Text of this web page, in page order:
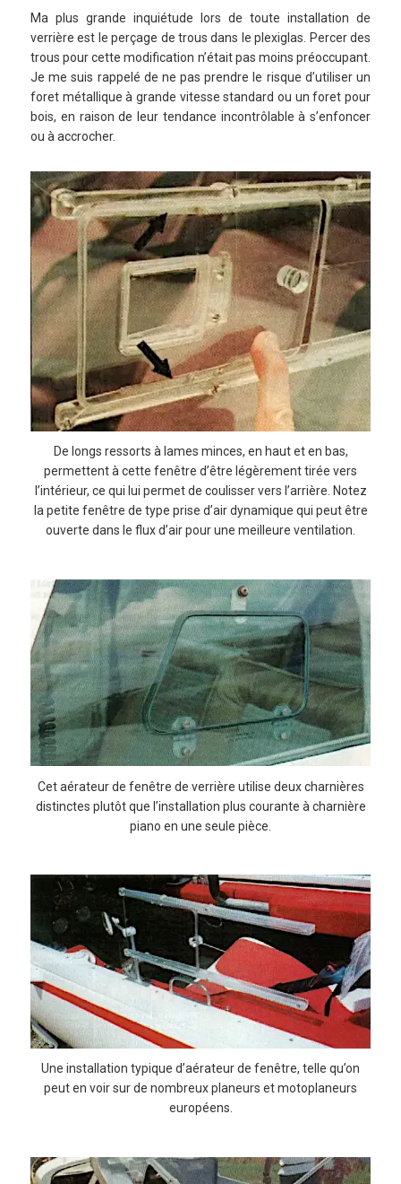
Ma plus grande inquiétude lors de toute installation de
verrière est le perçage de trous dans le plexiglas. Percer des
trous pour cette modification n’était pas moins préoccupant.
Je me suis rappelé de ne pas prendre le risque d’utiliser un
foret métallique à grande vitesse standard ou un foret pour
bois, en raison de leur tendance incontrôlable à s’enfoncer
ou à accrocher.
De longs ressorts à lames minces, en haut et en bas,
permettent à cette fenêtre d’être légèrement tirée vers
l’intérieur, ce qui lui permet de coulisser vers l’arrière. Notez
la petite fenêtre de type prise d’air dynamique qui peut être
ouverte dans le flux d’air pour une meilleure ventilation.
Cet aérateur de fenêtre de verrière utilise deux charnières
distinctes plutôt que l’installation plus courante à charnière
piano en une seule pièce.
Une installation typique d’aérateur de fenêtre, telle qu’on
peut en voir sur de nombreux planeurs et motoplaneurs
européens.